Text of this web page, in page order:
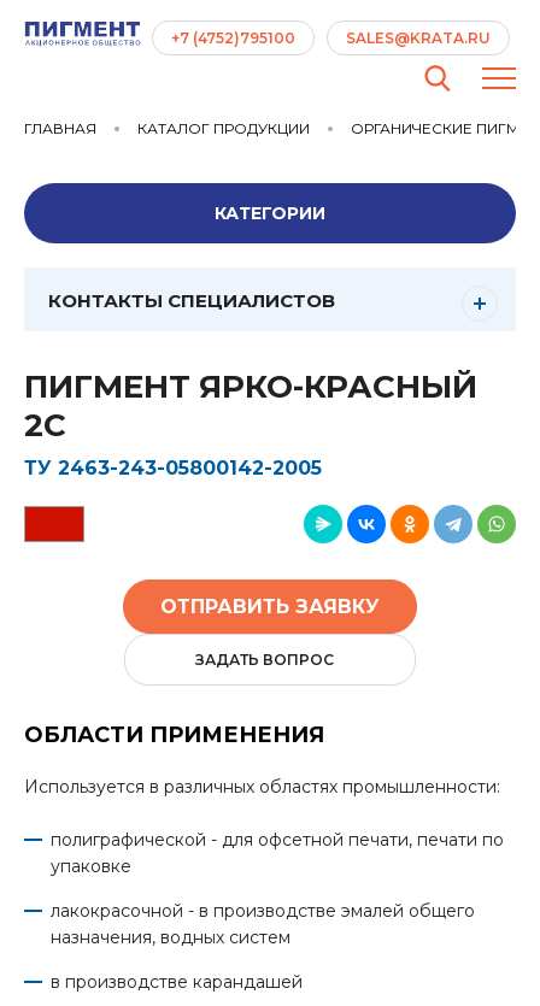
+7 (4752)795100 SALES@KRATA.RU
ГЛАВНАЯ КАТАЛОГ ПРОДУКЦИИ ОРГАНИЧЕСКИЕ
КАТЕГОРИИ
КОНТАКТЫ СПЕЦИАЛИСТОВ
ПИГМЕНТ ЯРКО-КРАСНЫЙ
2С
ТУ 2463-243-05800142-2005
ОТПРАВИТЬ ЗАЯВКУ
ЗАДАТЬ ВОПРОС
ОБЛАСТИ ПРИМЕНЕНИЯ
Используется в различных областях промышленности:
полиграфической - для офсетной печати, печати по
упаковке
лакокрасочной - в производстве эмалей общего
назначения, водных систем
в производстве карандашей